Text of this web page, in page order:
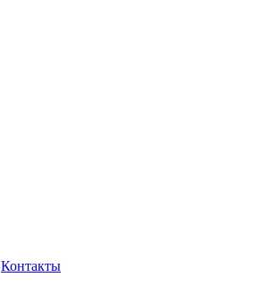
Контакты